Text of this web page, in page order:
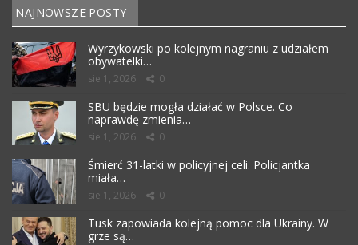
NAJNOWSZE POSTY
Wyrzykowski po kolejnym nagraniu z udziałem
obywatelki…
sie 1, 2026 0
SBU będzie mogła działać w Polsce. Co
naprawdę zmienia…
sie 1, 2026 0
Śmierć 31-latki w policyjnej celi. Policjantka
miała…
sie 1, 2026 0
Tusk zapowiada kolejną pomoc dla Ukrainy. W
grze są…